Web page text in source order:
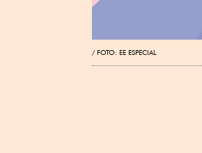
FOTO: EE ESPECIAL